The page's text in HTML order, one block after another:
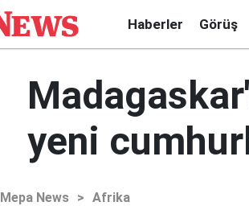
Haberler Görüş
yeni
Mepa News > Afrika